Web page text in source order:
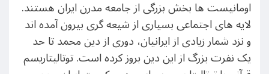
اومانیست ها بخش بزرگی از جامعه مدرن ایران هستند.
لایه های اجتماعی بسیاری از شیعه گری بیرون آمده اند
و نزد شمار زیادی از ایرانیان، دوری از دین محمد تا حد
یک نفرت بزرگ از این دین بروز کرده است. توتالیتاریسم